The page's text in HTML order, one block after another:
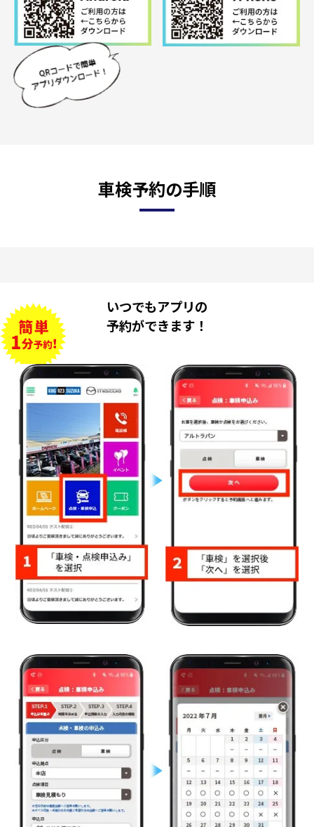
車検予約の手順
いつでもアプリの
予約ができます！